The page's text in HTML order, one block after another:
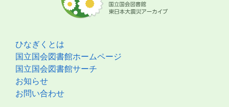
ひなぎくとは
国立国会図書館ホームページ
国立国会図書館サーチ
お知らせ
お問い合わせ